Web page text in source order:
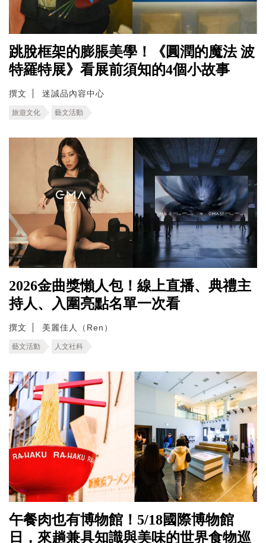
跳脫框架的膨脹美學！《圓潤的魔法 波
特羅特展》看展前須知的4個小故事
撰文 迷誠品內容中心
旅遊文化 藝文活動
2026金曲獎懶人包！線上直播、典禮主
持人、入圍亮點名單一次看
撰文 美麗佳人（Ren）
藝文活動 人文社科
午餐肉也有博物館！5/18國際博物館
日，來趟兼具知識與美味的世界食物巡